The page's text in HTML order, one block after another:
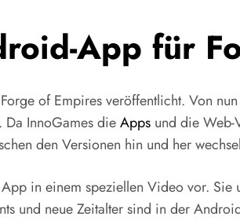
App für
of Empires veröffentlicht. Von
InnoGames dieApps und die Web-
den Versionen hin und her
in einem speziellen Video vor.
und neue Zeitalter sind in der